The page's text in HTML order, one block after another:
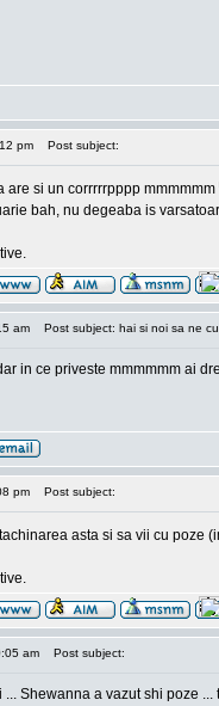
pm Post subject:
are si un corrrrrpppp mmmmmm
bah, nu degeaba is
am Post subject: hai si noi sa ne
in ce priveste mmmmmm ai
pm Post subject:
asta si sa vii cu poze
am Post subject:
Shewanna a vazut shi poze